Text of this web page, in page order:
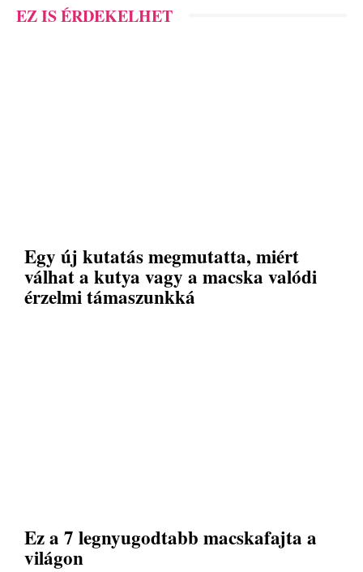
EZ IS ÉRDEKELHET
Egy új kutatás megmutatta, miért
válhat a kutya vagy a macska valódi
érzelmi támaszunkká
Ez a 7 legnyugodtabb macskafajta a
világon